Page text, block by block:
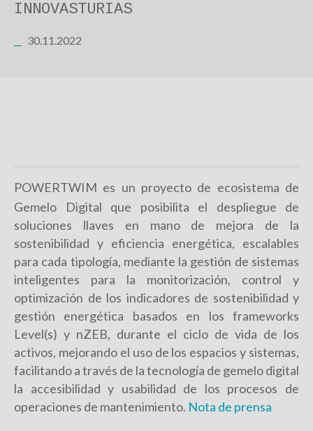
INNOVASTURIAS
30.11.2022
POWERTWIM es un proyecto de ecosistema de
Gemelo Digital que posibilita el despliegue de
soluciones llaves en mano de mejora de la
sostenibilidad y eficiencia energética, escalables
para cada tipología, mediante la gestión de sistemas
inteligentes para la monitorización, control y
optimización de los indicadores de sostenibilidad y
gestión energética basados en los frameworks
Level(s) y nZEB, durante el ciclo de vida de los
activos, mejorando el uso de los espacios y sistemas,
facilitando a través de la tecnología de gemelo digital
la accesibilidad y usabilidad de los procesos de
operaciones de mantenimiento. Nota de prensa